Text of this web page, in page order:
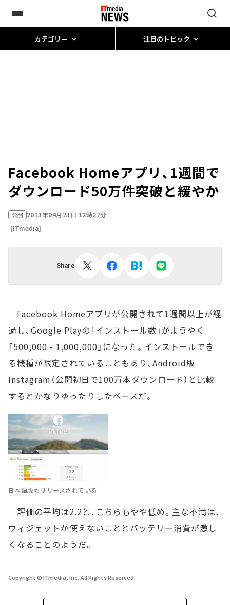
カテゴリー 注目のトピック
Facebook Homeアプリ、1週間で
ダウンロード50万件突破と緩やか
公開 2013年04月23日 12時27分
[ITmedia]
Share
Facebook Homeアプリが公開されて1週間以上が経
過し、Google Playの「インストール数」がようやく
「500,000 - 1,000,000」になった。インストールでき
る機種が限定されていることもあり、Android版
Instagram（公開初日で100万本ダウンロード）と比較
するとかなりゆったりしたペースだ。
日本語版もリリースされている
評価の平均は2.2と、こちらもやや低め。主な不満は、
ウィジェットが使えないこととバッテリー消費が激し
くなることのようだ。
Copyright © ITmedia, Inc. All Rights Reserved.